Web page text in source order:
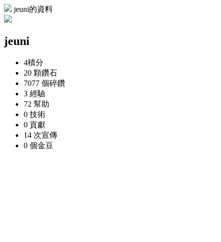
jeuni的資料
jeuni
4積分
20 顆鑽石
7077 個碎鑽
3 經驗
72 幫助
0 技術
0 貢獻
14 次宣傳
0 個金豆